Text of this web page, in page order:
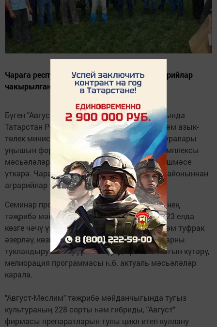
Чарага республиканың 12 районыннан аграрийлар
чакырылган.
Бүген "Август-Мөслим" агрофирмасы базасында
Татарстан Республикасы Авыл хуҗалыгы һәм азык-
төлек министрлыгы "Авыл хуҗалыгы культуралары
уңышын формалаштыру буенча чаралар комплексы
мәсьәләләре" темасына зона семинар-киңәшмәсе
үткәрә. Чарага республиканың иң якын 12 районыннан
аграрийлар чакырылган.
Семинар программасында "Август-Мөслим"нең
тәҗрибә мәйданчыклары белән танышу, 2023 елда
көзге чәчү үзенчәлекләре (сортлар, орлык һәм туфрак
әзерләү, көзге чорга карау), көзге культураларны
тукландыру һәм туфракның уңдырышлылыгын күтәрү,
мелиорация программасы һ.б. актуаль мәсьәләләр
карала.
"Август-Мөслим" тәҗрибә мәйданчыгында тугыз
культураның 228 сорты һәм гибриды, "Август"
фирмасы препаратларын тулы цикл итеп куллану